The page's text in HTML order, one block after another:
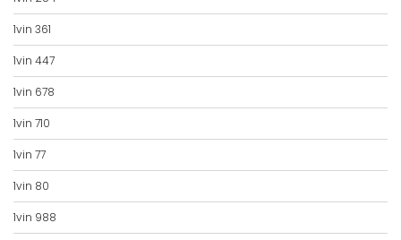
1vin 361
1vin 447
1vin 678
1vin 710
1vin 77
1vin 80
1vin 988